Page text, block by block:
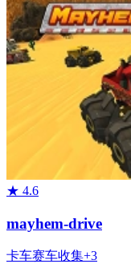
★ 4.6
mayhem-drive
卡车赛车收集+3